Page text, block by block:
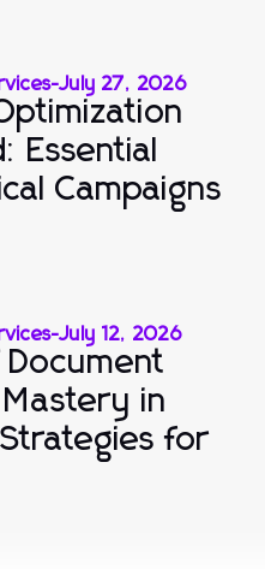
-July 27, 2026
Essential
Campaigns
-July 12, 2026
in
for